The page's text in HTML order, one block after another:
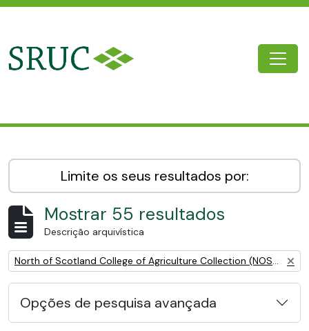
Limite os seus resultados por:
Mostrar 55 resultados
Descrição arquivística
Remove filter: North of Scotland College of Agriculture Collection (NOSCA)
Opções de pesquisa avançada